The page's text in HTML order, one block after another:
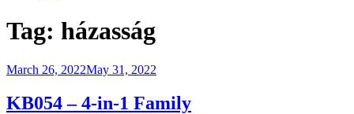
Tag: házasság
Posted
March 26, 2022May 31, 2022
KB054 – 4-in-1 Family